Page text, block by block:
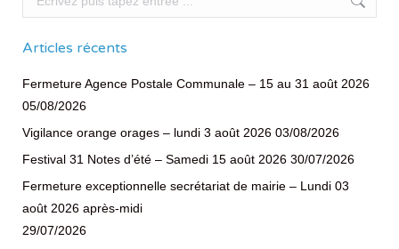
Articles récents
Fermeture Agence Postale Communale – 15 au 31 août 2026
05/08/2026
Vigilance orange orages – lundi 3 août 2026 03/08/2026
Festival 31 Notes d’été – Samedi 15 août 2026 30/07/2026
Fermeture exceptionnelle secrétariat de mairie – Lundi 03
août 2026 après-midi
29/07/2026